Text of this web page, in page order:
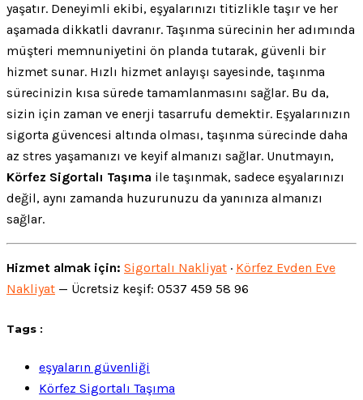
yaşatır. Deneyimli ekibi, eşyalarınızı titizlikle taşır ve her
aşamada dikkatli davranır. Taşınma sürecinin her adımında
müşteri memnuniyetini ön planda tutarak, güvenli bir
hizmet sunar. Hızlı hizmet anlayışı sayesinde, taşınma
sürecinizin kısa sürede tamamlanmasını sağlar. Bu da,
sizin için zaman ve enerji tasarrufu demektir. Eşyalarınızın
sigorta güvencesi altında olması, taşınma sürecinde daha
az stres yaşamanızı ve keyif almanızı sağlar. Unutmayın,
Körfez Sigortalı Taşıma ile taşınmak, sadece eşyalarınızı
değil, aynı zamanda huzurunuzu da yanınıza almanızı
sağlar.
Hizmet almak için: Sigortalı Nakliyat · Körfez Evden Eve
Nakliyat — Ücretsiz keşif: 0537 459 58 96
Tags :
eşyaların güvenliği
Körfez Sigortalı Taşıma